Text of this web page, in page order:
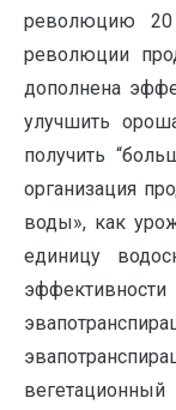
революцию
революции
дополнена
улучшить
получить
организация
воды», как
единицу